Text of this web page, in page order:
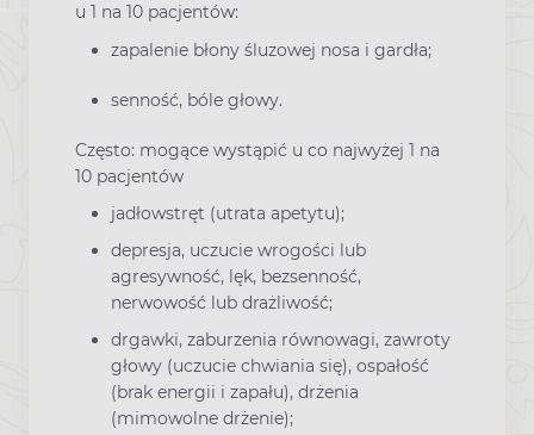
u 1 na 10 pacjentów:
zapalenie błony śluzowej nosa i gardła;
senność, bóle głowy.
Często: mogące wystąpić u co najwyżej 1 na
10 pacjentów
jadłowstręt (utrata apetytu);
depresja, uczucie wrogości lub
agresywność, lęk, bezsenność,
nerwowość lub drażliwość;
drgawki, zaburzenia równowagi, zawroty
głowy (uczucie chwiania się), ospałość
(brak energii i zapału), drżenia
(mimowolne drżenie);